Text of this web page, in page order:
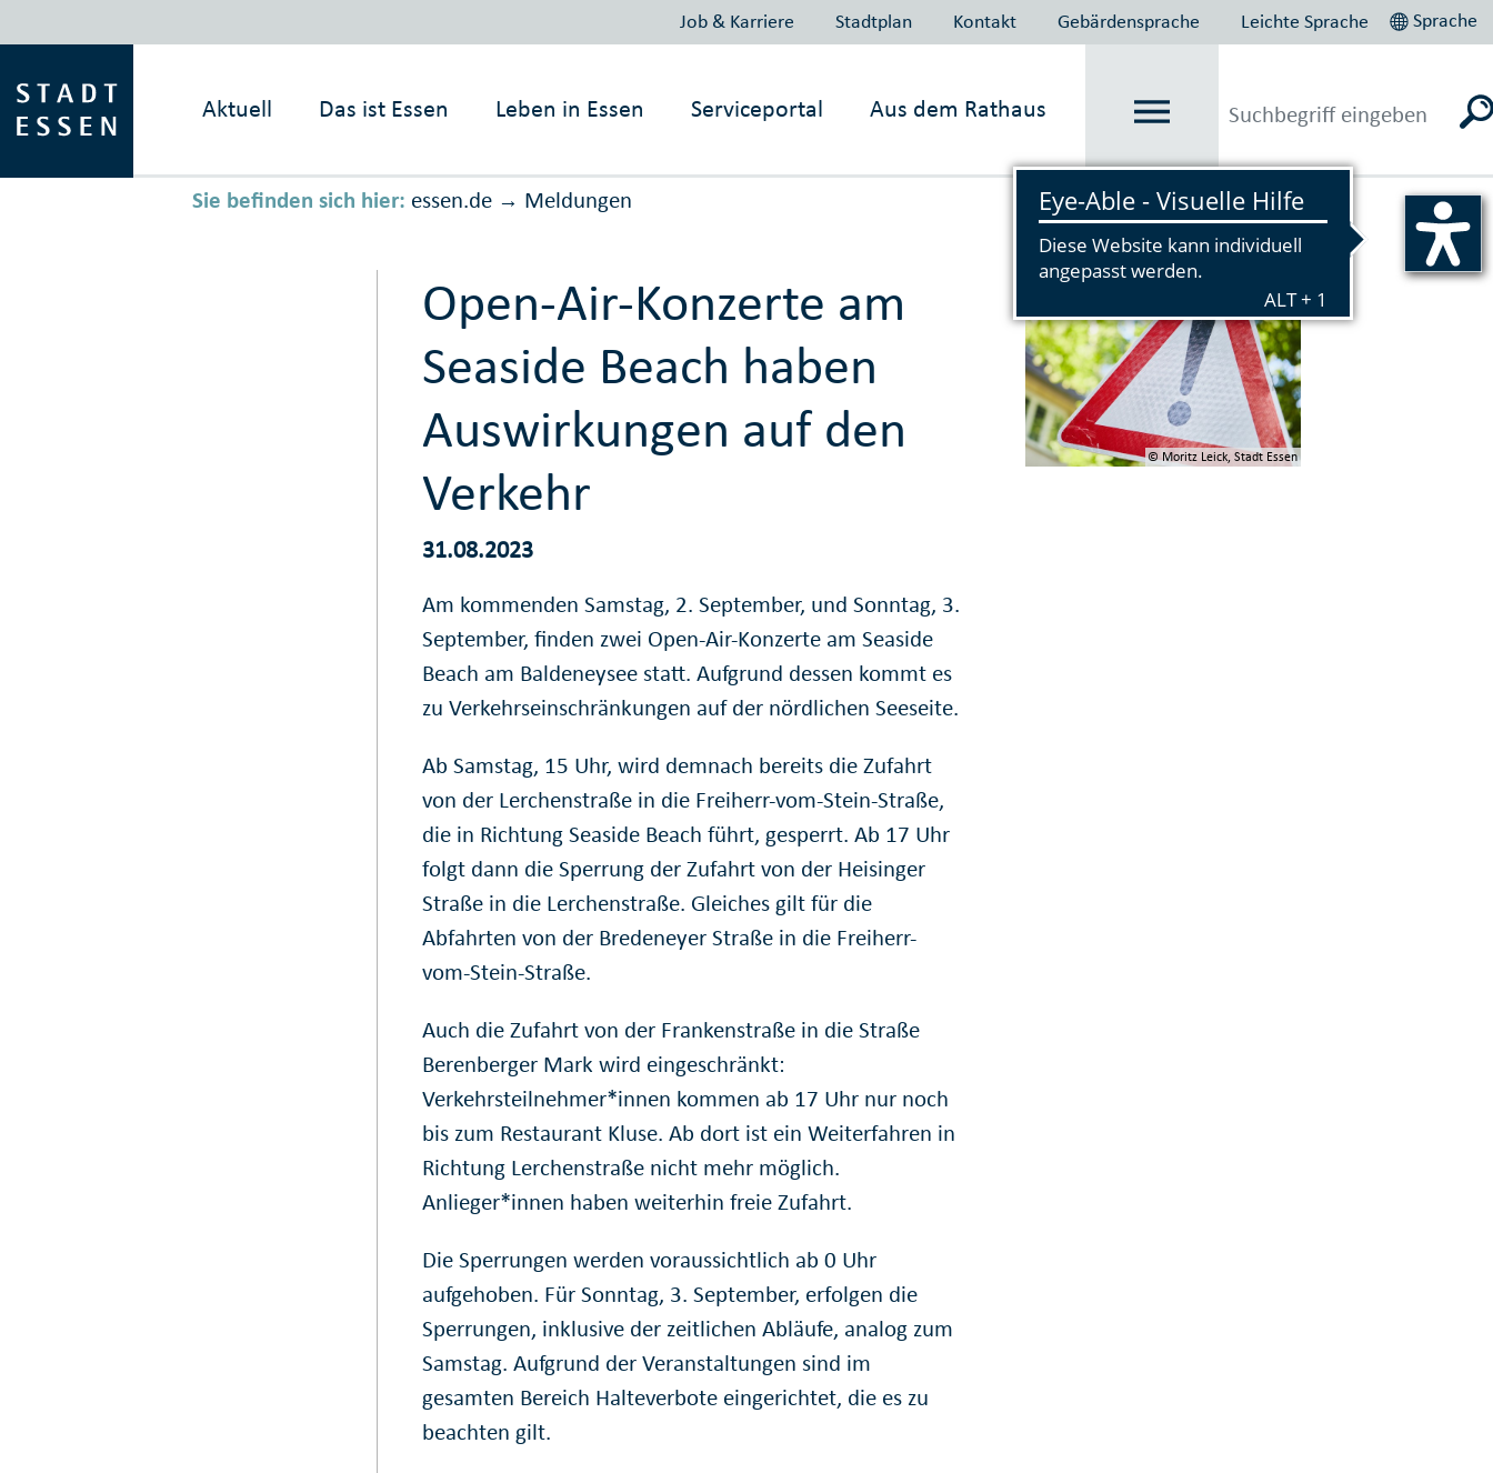
Job & Karriere Stadtplan Kontakt Gebärdensprache Leichte Sprache Sprache
Aktuell Das ist Essen Leben in Essen Serviceportal Aus dem Rathaus
Sie befinden sich hier: essen.de → Meldungen Vorlesen
Open-Air-Konzerte am
Seaside Beach haben
Auswirkungen auf den
Verkehr
31.08.2023
Am kommenden Samstag, 2. September, und Sonntag, 3.
September, finden zwei Open-Air-Konzerte am Seaside
Beach am Baldeneysee statt. Aufgrund dessen kommt es
zu Verkehrseinschränkungen auf der nördlichen Seeseite.
Ab Samstag, 15 Uhr, wird demnach bereits die Zufahrt
von der Lerchenstraße in die Freiherr-vom-Stein-Straße,
die in Richtung Seaside Beach führt, gesperrt. Ab 17 Uhr
folgt dann die Sperrung der Zufahrt von der Heisinger
Straße in die Lerchenstraße. Gleiches gilt für die
Abfahrten von der Bredeneyer Straße in die Freiherr-
vom-Stein-Straße.
Auch die Zufahrt von der Frankenstraße in die Straße
Berenberger Mark wird eingeschränkt:
Verkehrsteilnehmer*innen kommen ab 17 Uhr nur noch
bis zum Restaurant Kluse. Ab dort ist ein Weiterfahren in
Richtung Lerchenstraße nicht mehr möglich.
Anlieger*innen haben weiterhin freie Zufahrt.
Die Sperrungen werden voraussichtlich ab 0 Uhr
aufgehoben. Für Sonntag, 3. September, erfolgen die
Sperrungen, inklusive der zeitlichen Abläufe, analog zum
Samstag. Aufgrund der Veranstaltungen sind im
gesamten Bereich Halteverbote eingerichtet, die es zu
beachten gilt.
© Moritz Leick, Stadt Essen